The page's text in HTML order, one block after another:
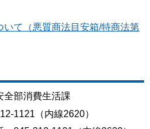
いて（悪質商法目安箱/特商法第
全部消費生活課
（内線2620）